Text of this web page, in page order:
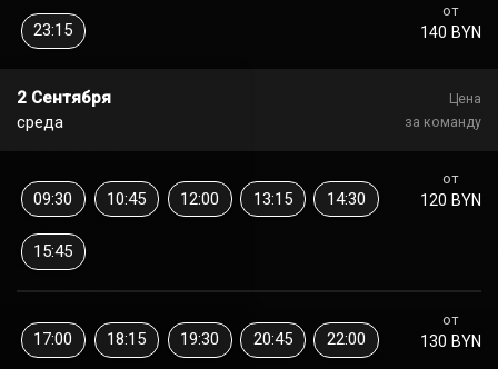
от
140 BYN
23:15
2 Сентября
среда
Цена
за команду
от
120 BYN
09:30 10:45 12:00 13:15 14:30
15:45
от
130 BYN
17:00 18:15 19:30 20:45 22:00